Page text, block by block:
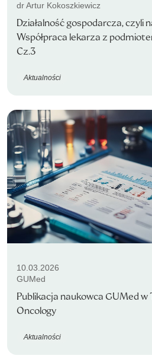
dr Artur Kokoszkiewicz
Działalność gospodarcza, czyli
Współpraca lekarza z
Cz.3
Aktualności
10.03.2026
GUMed
Publikacja naukowca GUMed
Oncology
Aktualności